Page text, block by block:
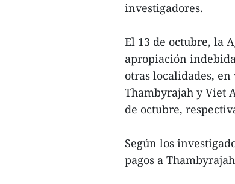
investigadores.
El 13 de octubre, la
apropiación
otras localidades,
Thambyrajah y Viet
de octubre,
Según los
pagos a